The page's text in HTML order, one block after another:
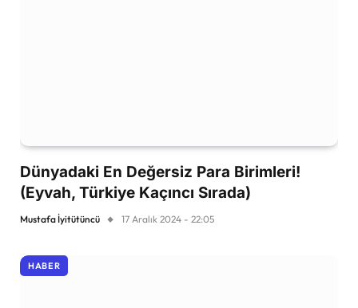
Dünyadaki En Değersiz Para Birimleri!
(Eyvah, Türkiye Kaçıncı Sırada)
Mustafa İyitütüncü 17 Aralık 2024 - 22:05
HABER